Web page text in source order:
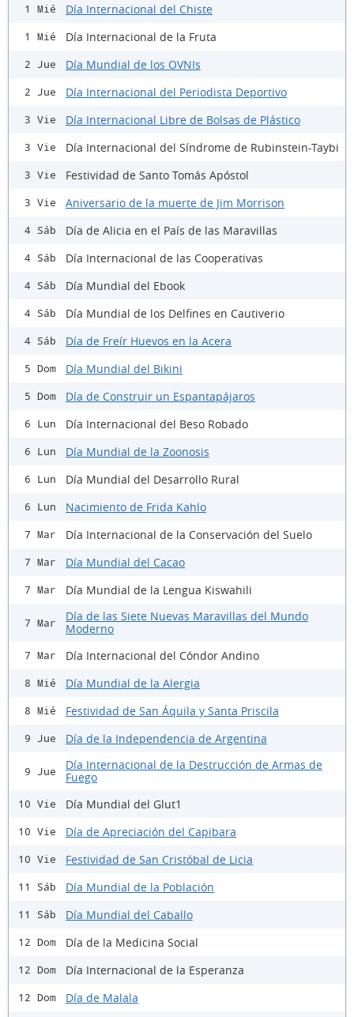
1 Mié Día Internacional del Chiste
1 Mié Día Internacional de la Fruta
2 Jue Día Mundial de los OVNIs
2 Jue Día Internacional del Periodista Deportivo
3 Vie Día Internacional Libre de Bolsas de Plástico
3 Vie Día Internacional del Síndrome de Rubinstein-Taybi
3 Vie Festividad de Santo Tomás Apóstol
3 Vie Aniversario de la muerte de Jim Morrison
4 Sáb Día de Alicia en el País de las Maravillas
4 Sáb Día Internacional de las Cooperativas
4 Sáb Día Mundial del Ebook
4 Sáb Día Mundial de los Delfines en Cautiverio
4 Sáb Día de Freír Huevos en la Acera
5 Dom Día Mundial del Bikini
5 Dom Día de Construir un Espantapájaros
6 Lun Día Internacional del Beso Robado
6 Lun Día Mundial de la Zoonosis
6 Lun Día Mundial del Desarrollo Rural
6 Lun Nacimiento de Frida Kahlo
7 Mar Día Internacional de la Conservación del Suelo
7 Mar Día Mundial del Cacao
7 Mar Día Mundial de la Lengua Kiswahili
7 Mar
Día de las Siete Nuevas Maravillas del Mundo
Moderno
7 Mar Día Internacional del Cóndor Andino
8 Mié Día Mundial de la Alergia
8 Mié Festividad de San Áquila y Santa Priscila
9 Jue Día de la Independencia de Argentina
9 Jue
Día Internacional de la Destrucción de Armas de
Fuego
10 Vie Día Mundial del Glut1
10 Vie Día de Apreciación del Capibara
10 Vie Festividad de San Cristóbal de Licia
11 Sáb Día Mundial de la Población
11 Sáb Día Mundial del Caballo
12 Dom Día de la Medicina Social
12 Dom Día Internacional de la Esperanza
12 Dom Día de Malala